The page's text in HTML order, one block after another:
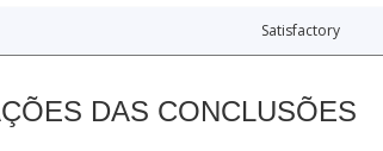
Satisfactory
DAS CONCLUSÕES